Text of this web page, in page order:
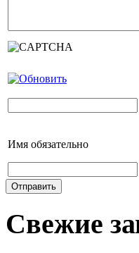
Имя обязательно
Свежие